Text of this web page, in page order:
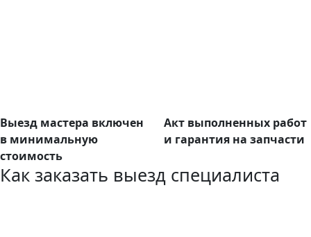
Выезд мастера включен
в минимальную
стоимость
Акт выполненных работ
и гарантия на запчасти
Как заказать выезд специалиста